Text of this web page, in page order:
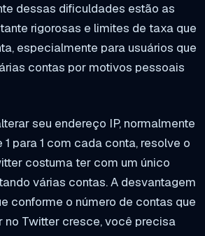
dessas dificuldades estão as
rigorosas e limites de taxa que
especialmente para usuários que
contas por motivos pessoais
seu endereço IP, normalmente
para 1 com cada conta, resolve o
costuma ter com um único
várias contas. A desvantagem
conforme o número de contas que
no Twitter cresce, você precisa